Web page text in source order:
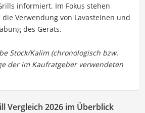
informiert. Im Fokus stehen
Verwendung von Lavasteinen und
des Geräts.
Vergleich 2026 im Überblick